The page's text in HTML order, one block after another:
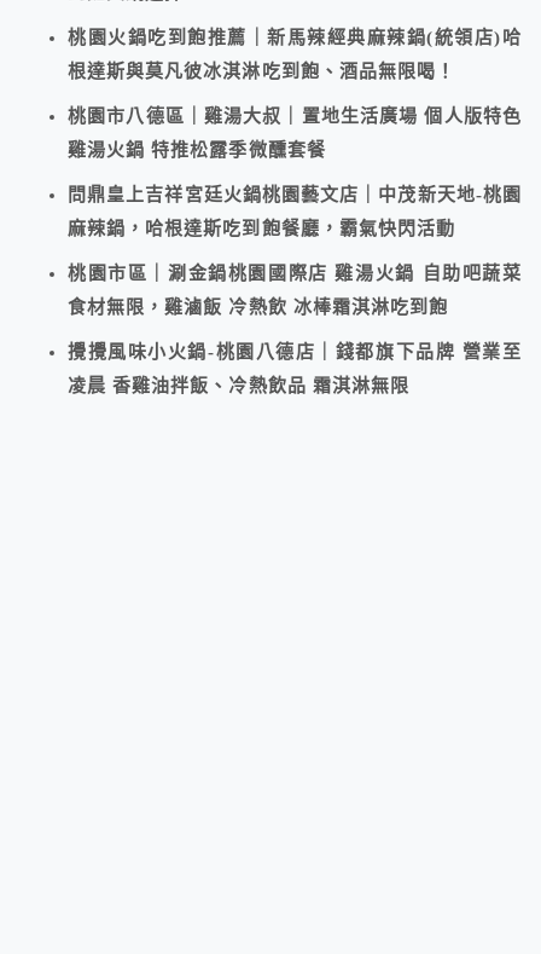
桃園火鍋吃到飽推薦｜新馬辣經典麻辣鍋(統領店)哈
根達斯與莫凡彼冰淇淋吃到飽、酒品無限喝！
桃園市八德區｜雞湯大叔｜置地生活廣場 個人版特色
雞湯火鍋 特推松露季微醺套餐
問鼎皇上吉祥宮廷火鍋桃園藝文店｜中茂新天地-桃園
麻辣鍋，哈根達斯吃到飽餐廳，霸氣快閃活動
桃園市區｜涮金鍋桃園國際店 雞湯火鍋 自助吧蔬菜
食材無限，雞滷飯 冷熱飲 冰棒霜淇淋吃到飽
攪攪風味小火鍋-桃園八德店｜錢都旗下品牌 營業至
凌晨 香雞油拌飯、冷熱飲品 霜淇淋無限